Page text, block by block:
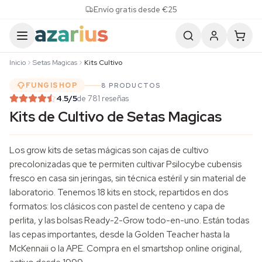
Envío gratis desde €25
Inicio Setas Magicas Kits Cultivo
FUNGISHOP 8 PRODUCTOS
4.5/5de 781 reseñas
Kits de Cultivo de Setas Magicas
Los grow kits de setas mágicas son cajas de cultivo
precolonizadas que te permiten cultivar Psilocybe cubensis
fresco en casa sin jeringas, sin técnica estéril y sin material de
laboratorio. Tenemos 18 kits en stock, repartidos en dos
formatos: los clásicos con pastel de centeno y capa de
perlita, y lasbolsas Ready-2-Growtodo-en-uno. Están todas
las cepas importantes, desde la Golden Teacher hasta la
McKennaii o la APE. Compra en el smartshop online original,